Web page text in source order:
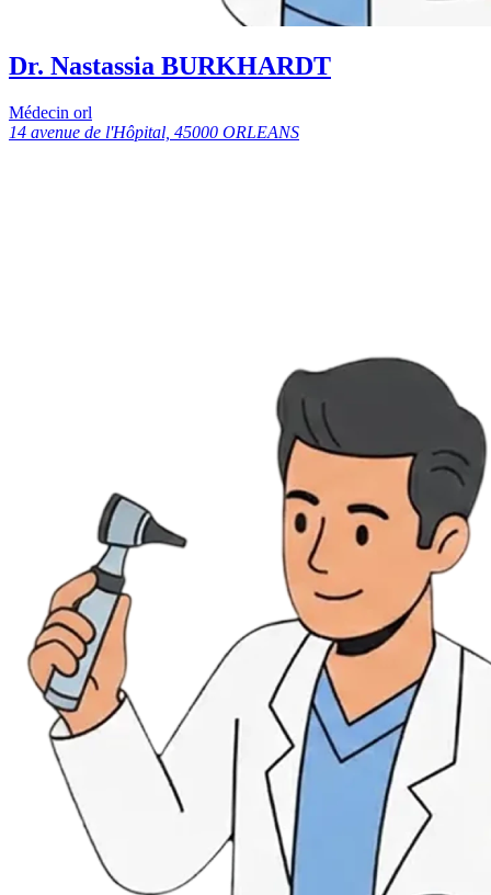
Dr. Nastassia BURKHARDT
Médecin orl
14 avenue de l'Hôpital, 45000 ORLEANS